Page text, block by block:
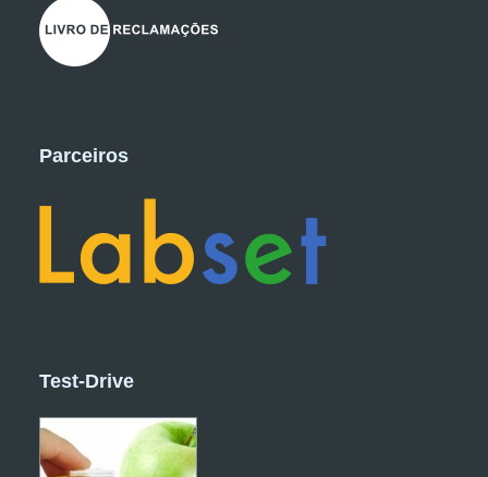
Parceiros
Test-Drive